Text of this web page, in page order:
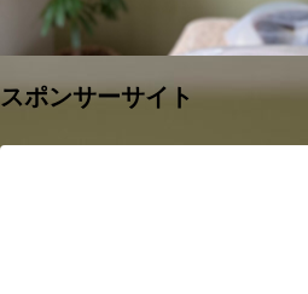
スポンサーサイト